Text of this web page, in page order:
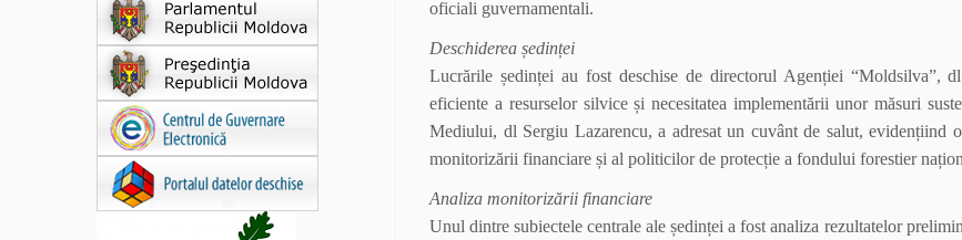
oficiali guvernamentali.
Deschiderea ședinței
Lucrările ședinței au fost deschise de directorul Agenției “Moldsilva”,
eficiente a resurselor silvice și necesitatea implementării unor măsuri
Mediului, dl Sergiu Lazarencu, a adresat un cuvânt de salut,
monitorizării financiare și al politicilor de protecție a fondului forestier
Analiza monitorizării financiare
Unul dintre subiectele centrale ale ședinței a fost analiza rezultatelor